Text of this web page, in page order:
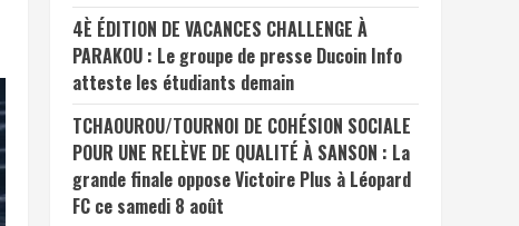
4È ÉDITION DE VACANCES CHALLENGE À
PARAKOU : Le groupe de presse Ducoin Info
atteste les étudiants demain
TCHAOUROU/TOURNOI DE COHÉSION SOCIALE
POUR UNE RELÈVE DE QUALITÉ À SANSON : La
grande finale oppose Victoire Plus à Léopard
FC ce samedi 8 août